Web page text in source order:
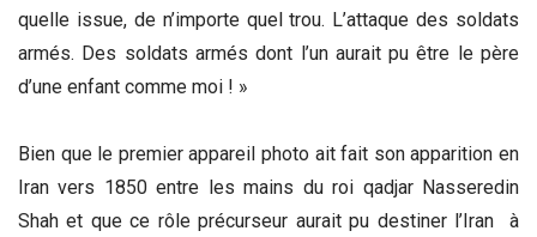
quelle issue, de n’importe quel trou. L’attaque des soldats
armés. Des soldats armés dont l’un aurait pu être le père
d’une enfant comme moi ! »
Bien que le premier appareil photo ait fait son apparition en
Iran vers 1850 entre les mains du roi qadjar Nasseredin
Shah et que ce rôle précurseur aurait pu destiner l’Iran à